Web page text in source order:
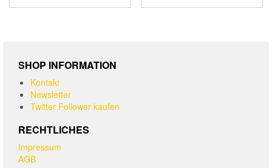
SHOP INFORMATION
Kontakt
Newsletter
Twitter Follower kaufen
RECHTLICHES
Impressum
AGB